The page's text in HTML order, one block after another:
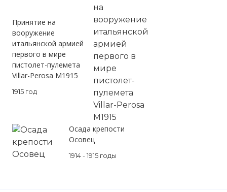
Принятие на
вооружение
итальянской армией
первого в мире
пистолет-пулемета
Villar-Perosa M1915
1915 год
Осада крепости
Осовец
1914 - 1915 годы